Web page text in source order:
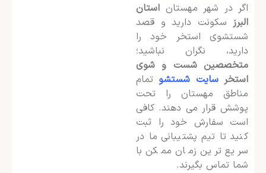
اگر در شهر مهستان استان
البرزسکونت دارید و قصد
شستشوی استخر خود را
دارید، نگران نباشید؛
متخصصین شست و شوی
استخر سایت شستشوتمام
مناطق مهستان را تحت
پوشش قرار می دهند. کافی
است سفارش خود را ثبت
کنید تا تیم پشتیبانی ما در
سریع ترین زمان ممکن با
شما تماس بگیرند.